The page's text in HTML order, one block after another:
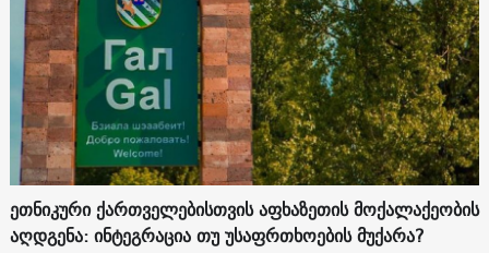
ეთნიკური ქართველებისთვის აფხაზეთის მოქალაქეობის
აღდგენა: ინტეგრაცია თუ უსაფრთხოების მუქარა?